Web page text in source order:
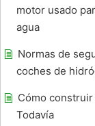
motor usado
agua
Normas de
coches de
Cómo construir
Todavía